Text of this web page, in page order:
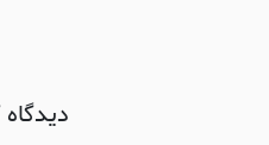
دیدگاه